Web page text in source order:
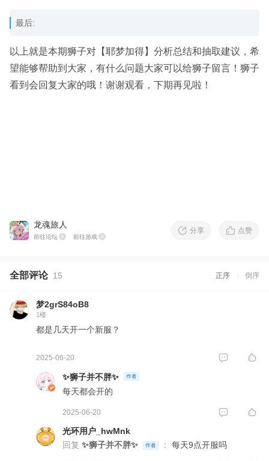
最后:
以上就是本期狮子对【耶梦加得】分析总结和抽取建议，希
望能够帮助到大家，有什么问题大家可以给狮子留言！狮子
看到会回复大家的哦！谢谢观看，下期再见啦！
龙魂旅人
前往论坛 前往游戏
分享 点赞
全部评论 15 正序 倒序
梦2grS84oB8
1楼
都是几天开一个新服？
2025-06-20
✨狮子并不胖✨
每天都会开的
2025-06-20
光环用户_hwMnk
回复 ✨狮子并不胖✨ ： 每天9点开服吗